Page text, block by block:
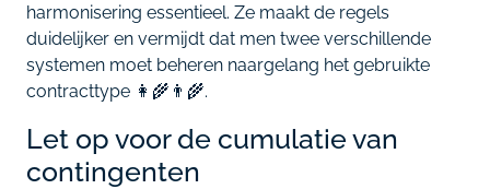
harmonisering essentieel. Ze maakt de regels
duidelijker en vermijdt dat men twee verschillende
systemen moet beheren naargelang het gebruikte
contracttype 👩‍🌾👨‍🌾.
Let op voor de cumulatie van
contingenten